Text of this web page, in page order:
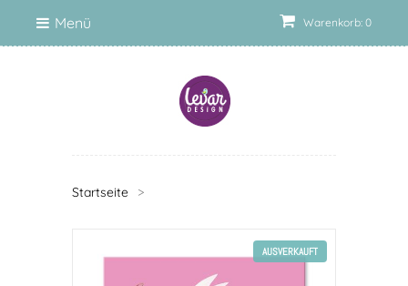
Warenkorb: 0
Menü
Startseite >
AUSVERKAUFT